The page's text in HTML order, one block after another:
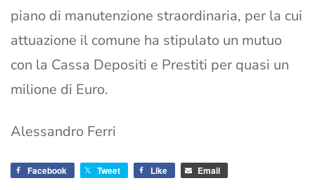
piano di manutenzione straordinaria, per la cui
attuazione il comune ha stipulato un mutuo
con la Cassa Depositi e Prestiti per quasi un
milione di Euro.
Alessandro Ferri
Facebook Tweet Like Email